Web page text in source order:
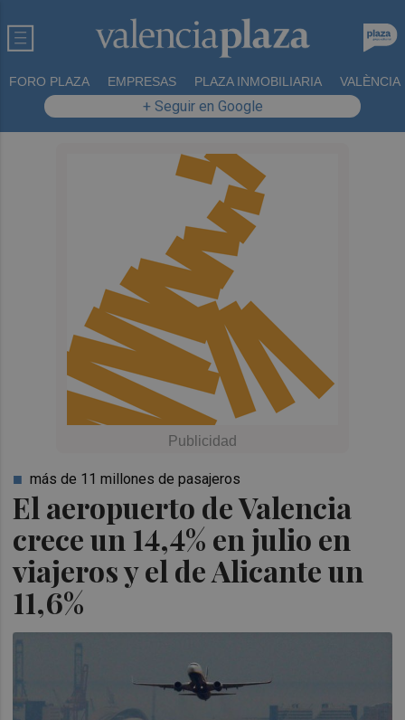
FORO PLAZA EMPRESAS PLAZA INMOBILIARIA VALÈNCIA
+ Seguir en Google
El aeropuerto de Valencia
crece un 14,4% en julio en
viajeros y el de Alicante un
11,6%
más de 11 millones de pasajeros